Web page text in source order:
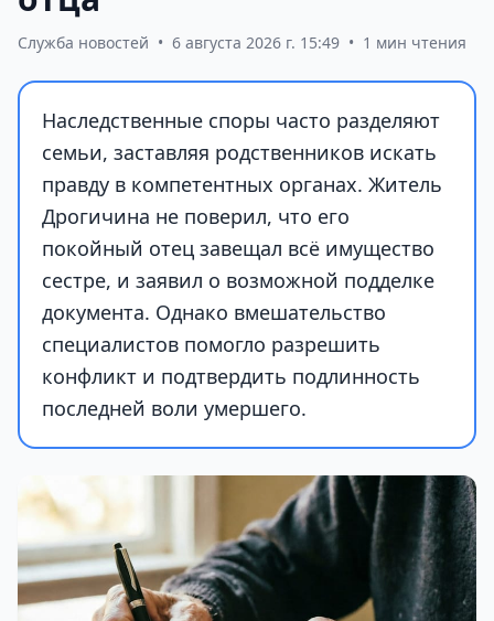
Служба новостей • 6 августа 2026 г. 15:49 • 1 мин чтения
Наследственные споры часто разделяют
семьи, заставляя родственников искать
правду в компетентных органах. Житель
Дрогичина не поверил, что его
покойный отец завещал всё имущество
сестре, и заявил о возможной подделке
документа. Однако вмешательство
специалистов помогло разрешить
конфликт и подтвердить подлинность
последней воли умершего.